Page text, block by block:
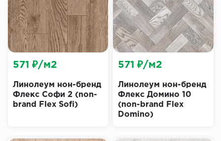
Линолеум нон-бренд
Флекс Софи 2 (non-
brand Flex Sofi)
571 ₽/м2
Линолеум нон-бренд
Флекс Домино 10
(non-brand Flex
Domino)
571 ₽/м2